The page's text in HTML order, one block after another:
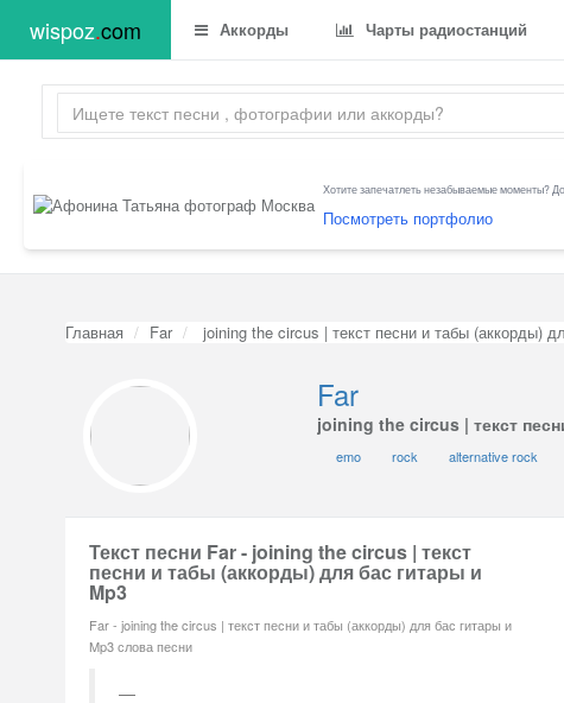
wispoz.com Аккорды Чарты радиостанций
Хотите запечатлеть незабываемые моменты?
Посмотреть портфолио
Главная Far joining the circus | текст песни и табы (аккорды)
Far
joining the circus | текст
emo rock alternative rock
Текст песни Far - joining the circus | текст
песни и табы (аккорды) для бас гитары и
Mp3
Far - joining the circus | текст песни и табы (аккорды) для бас гитары и
Mp3 слова песни